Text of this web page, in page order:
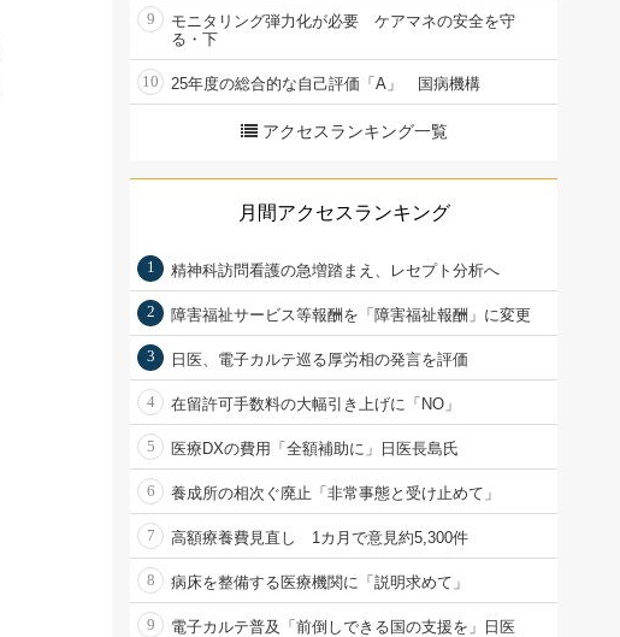
9
モニタリング弾力化が必要 ケアマネの安全を守
る・下
10 25年度の総合的な自己評価「A」 国病機構
アクセスランキング一覧
月間アクセスランキング
1 精神科訪問看護の急増踏まえ、レセプト分析へ
2 障害福祉サービス等報酬を「障害福祉報酬」に変更
3 日医、電子カルテ巡る厚労相の発言を評価
4 在留許可手数料の大幅引き上げに「NO」
5 医療DXの費用「全額補助に」日医長島氏
6 養成所の相次ぐ廃止「非常事態と受け止めて」
7 高額療養費見直し 1カ月で意見約5,300件
8 病床を整備する医療機関に「説明求めて」
9 電子カルテ普及「前倒しできる国の支援を」日医